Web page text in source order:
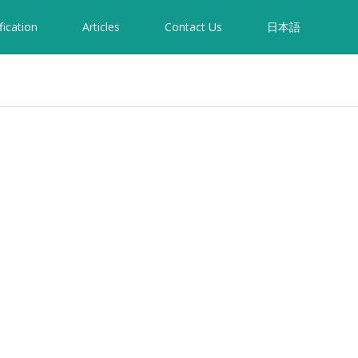
Articles Contact Us 日本語